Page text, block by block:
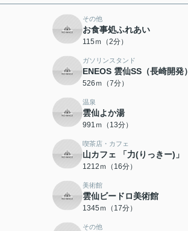
その他
お食事処ふれあい
115ｍ（2分）
ガソリンスタンド
ENEOS 雲仙SS（長崎開発）
526ｍ（7分）
温泉
雲仙よか湯
991ｍ（13分）
喫茶店・カフェ
山カフェ 「力(りっきー)」
1212ｍ（16分）
美術館
雲仙ビードロ美術館
1345ｍ（17分）
その他